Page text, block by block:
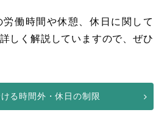
働時間や休憩、休日に関して
しく解説していますので、ぜひ
る時間外・休日の制限